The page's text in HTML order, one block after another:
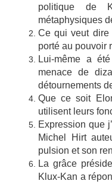
politique de
métaphysiques
Ce qui veut dire
porté au pouvoir
Lui-même a
menace de
détournements
Que ce soit
utilisent leurs
Expression que
Michel Hirt
pulsion et son
La grâce
Klux-Kan a